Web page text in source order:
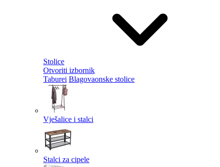
Stolice
Otvoriti izbornik
Taburei Blagovaonske stolice
Vješalice i stalci
Stalci za cipele